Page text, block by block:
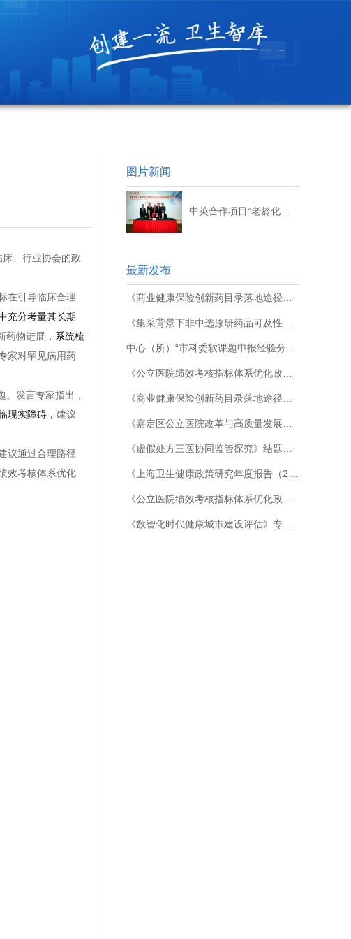
、行业协会的政
在引导临床合理
充分考量其长期
药物进展， 系统梳
家对罕见病用药
发言专家指出，
现实障碍， 建议
议通过合理路径
效考核体系优化
图片新闻
中英合作项目“老龄化对上海市医疗费用影响研究”顺利结题
最新发布